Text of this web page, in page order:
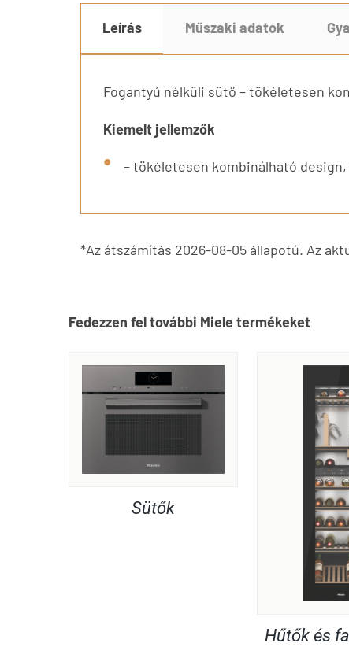
Leírás Műszaki adatok
Fogantyú nélküli sütő – tökéletesen
Kiemelt jellemzők
– tökéletesen kombinálható
*Az átszámítás 2026-08-05 állapotú. Az
Fedezzen fel további Miele termékeket
Sütők
Hűtők és